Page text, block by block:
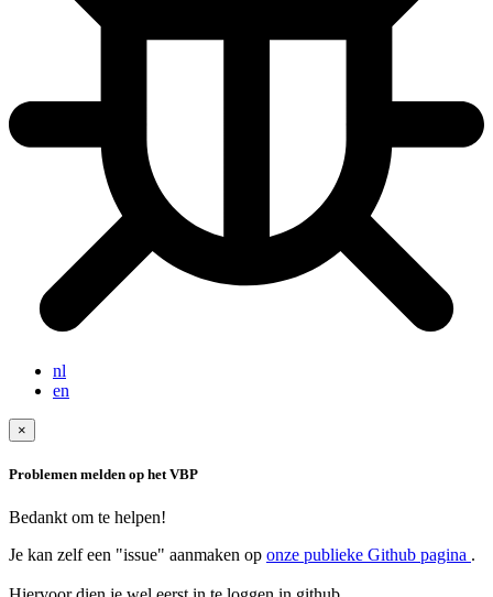
nl
en
×
Problemen melden op het VBP
Bedankt om te helpen!
Je kan zelf een "issue" aanmaken op onze publieke Github pagina .